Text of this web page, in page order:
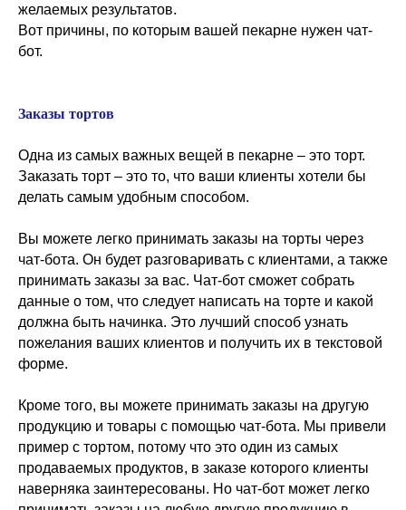
желаемых результатов.
Вот причины, по которым вашей пекарне нужен чат-
бот.
Заказы тортов
Одна из самых важных вещей в пекарне – это торт.
Заказать торт – это то, что ваши клиенты хотели бы
делать самым удобным способом.
Вы можете легко принимать заказы на торты через
чат-бота. Он будет разговаривать с клиентами, а также
принимать заказы за вас. Чат-бот сможет собрать
данные о том, что следует написать на торте и какой
должна быть начинка. Это лучший способ узнать
пожелания ваших клиентов и получить их в текстовой
форме.
Кроме того, вы можете принимать заказы на другую
продукцию и товары с помощью чат-бота. Мы привели
пример с тортом, потому что это один из самых
продаваемых продуктов, в заказе которого клиенты
наверняка заинтересованы. Но чат-бот может легко